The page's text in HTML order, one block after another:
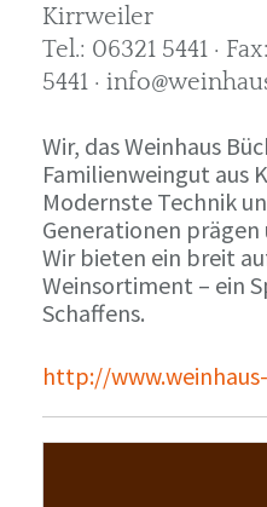
Kirrweiler
Tel.: 06321 5441 ·
5441 ·
Wir, das Weinhaus
Familienweingut aus
Modernste Technik
Generationen prägen
Wir bieten ein breit
Weinsortiment – ein
Schaffens.
http://